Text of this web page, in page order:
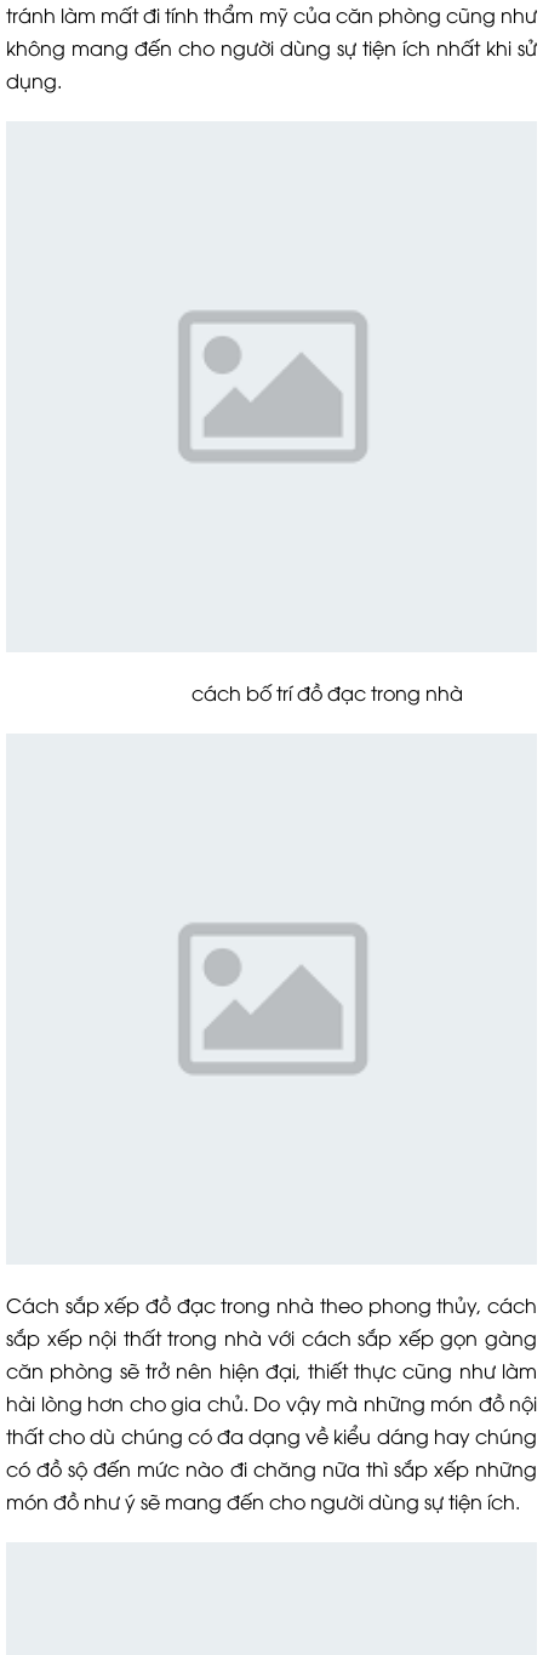
tránh làm mất đi tính thẩm mỹ của căn phòng cũng như
không mang đến cho người dùng sự tiện ích nhất khi sử
dụng.
cách bố trí đồ đạc trong nhà
Cách sắp xếp đồ đạc trong nhà theo phong thủy, cách
sắp xếp nội thất trong nhà với cách sắp xếp gọn gàng
căn phòng sẽ trở nên hiện đại, thiết thực cũng như làm
hài lòng hơn cho gia chủ. Do vậy mà những món đồ nội
thất cho dù chúng có đa dạng về kiểu dáng hay chúng
có đồ sộ đến mức nào đi chăng nữa thì sắp xếp những
món đồ như ý sẽ mang đến cho người dùng sự tiện ích.